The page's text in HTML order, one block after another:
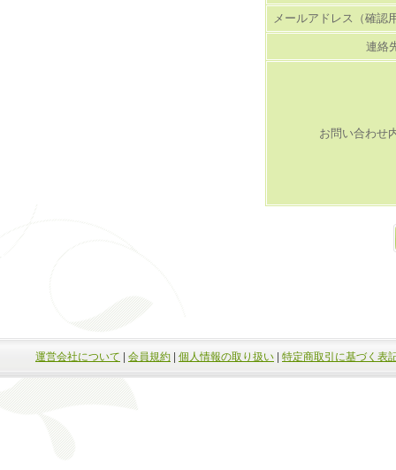
メールアドレス（確認
連絡
お問い合わせ
運営会社について 会員規約 個人情報の取り扱い 特定商取引に基づく表